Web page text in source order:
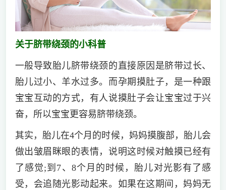
关于脐带绕颈的小科普
一般导致胎儿脐带绕颈的直接原因是脐带过长、
胎儿过小、羊水过多。而孕期摸肚子，是一种跟
宝宝互动的方式，有人说摸肚子会让宝宝过于兴
奋，所以宝宝更容易脐带绕颈。
其实，胎儿在4个月的时候，妈妈摸腹部，胎儿会
做出皱眉眯眼的表情，说明这时候对触摸已经有
了感觉;到7、8个月的时候，胎儿对光影有了感
受，会追随光影动起来。如果在这期间，妈妈无